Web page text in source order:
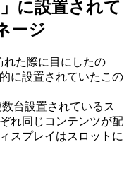
」に設置されて
ージ
た際に目にしたの
に設置されていたこの
台設置されているス
れ同じコンテンツが配
スプレイはスロットに